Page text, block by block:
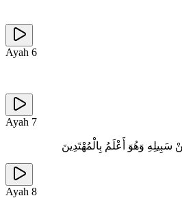
Ayah 6
Ayah 7
وَهُوَ أَعْلَمُ بِالْمُهْتَدِينَ
Ayah 8